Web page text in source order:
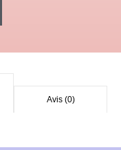
Avis (0)